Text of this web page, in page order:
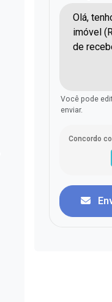
Você pode
enviar.
Concordo